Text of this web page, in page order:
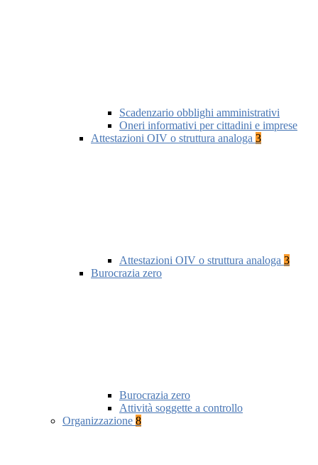
Scadenzario obblighi amministrativi
Oneri informativi per cittadini e imprese
Attestazioni OIV o struttura analoga 3
Attestazioni OIV o struttura analoga 3
Burocrazia zero
Burocrazia zero
Attività soggette a controllo
Organizzazione 8